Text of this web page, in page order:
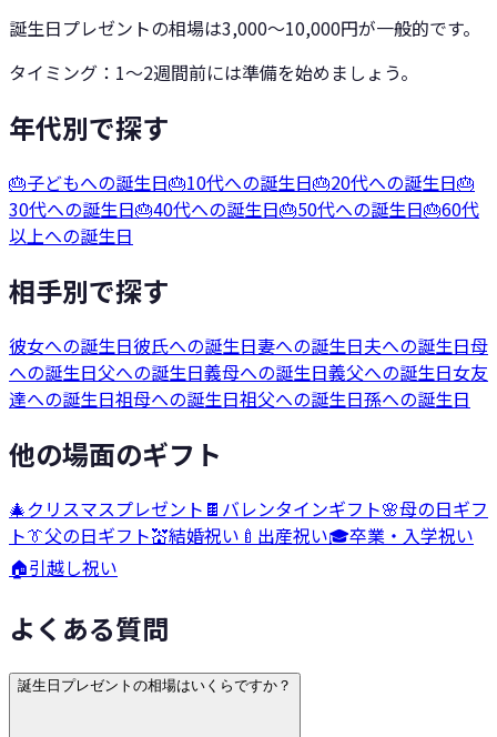
誕生日プレゼントの相場は3,000〜10,000円が一般的です。
タイミング： 1〜2週間前には準備を始めましょう。
年代別で探す
🎂子どもへの誕生日🎂10代への誕生日🎂20代への誕生日🎂
30代への誕生日🎂40代への誕生日🎂50代への誕生日🎂60代
以上への誕生日
相手別で探す
彼女への誕生日彼氏への誕生日妻への誕生日夫への誕生日母
への誕生日父への誕生日義母への誕生日義父への誕生日女友
達への誕生日祖母への誕生日祖父への誕生日孫への誕生日
他の場面のギフト
🎄クリスマスプレゼント 🍫 バレンタインギフト🌸母の日ギフ
ト👔父の日ギフト💒結婚祝い 🍼 出産祝い🎓卒業・入学祝い
🏠引越し祝い
よくある質問
誕生日プレゼントの相場はいくらですか？